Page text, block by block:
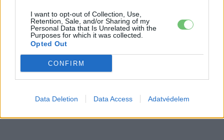
I want to opt-out of Collection, Use,
Retention, Sale, and/or Sharing of my
Personal Data that Is Unrelated with the
Purposes for which it was collected.
Opted Out
CONFIRM
Data Deletion Data Access Adatvédelem